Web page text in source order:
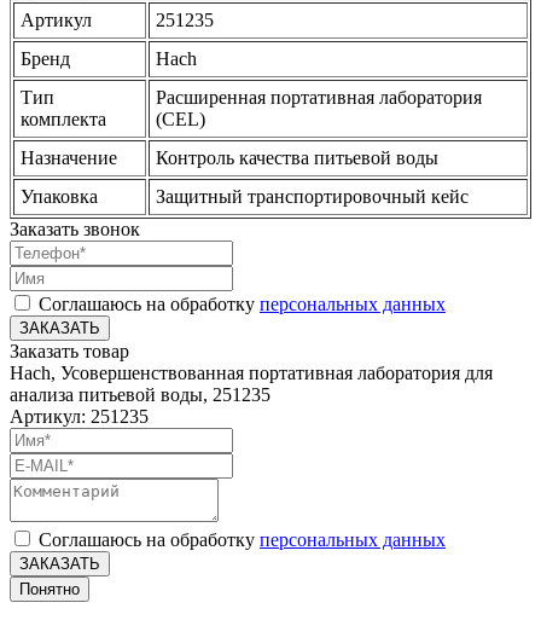
Артикул
251235
Бренд
Hach
Тип
комплекта
Расширенная портативная лаборатория
(CEL)
Назначение
Контроль качества питьевой воды
Упаковка
Защитный транспортировочный кейс
Заказать звонок
Соглашаюсь на обработку персональных данных
ЗАКАЗАТЬ
Заказать товар
Hach, Усовершенствованная портативная лаборатория для
анализа питьевой воды, 251235
Артикул: 251235
Соглашаюсь на обработку персональных данных
ЗАКАЗАТЬ
Понятно